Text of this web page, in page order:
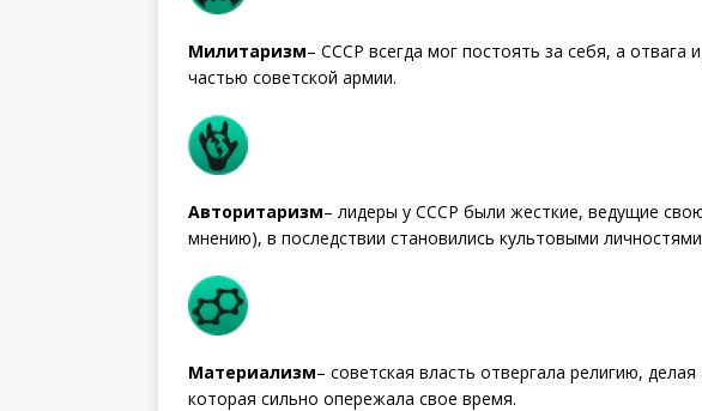
Милитаризм– СССР всегда мог постоять за себя, а
частью советской армии.
Авторитаризм– лидеры у СССР были жесткие, ведущие
мнению), в последствии становились культовыми
Материализм– советская власть отвергала религию,
которая сильно опережала свое время.